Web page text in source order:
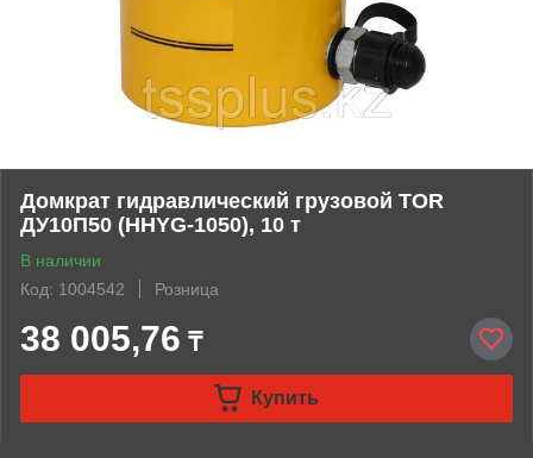
Домкрат гидравлический грузовой TOR
ДУ10П50 (HHYG-1050), 10 т
В наличии
Код: 1004542
Розница
38 005,76 ₸
Купить